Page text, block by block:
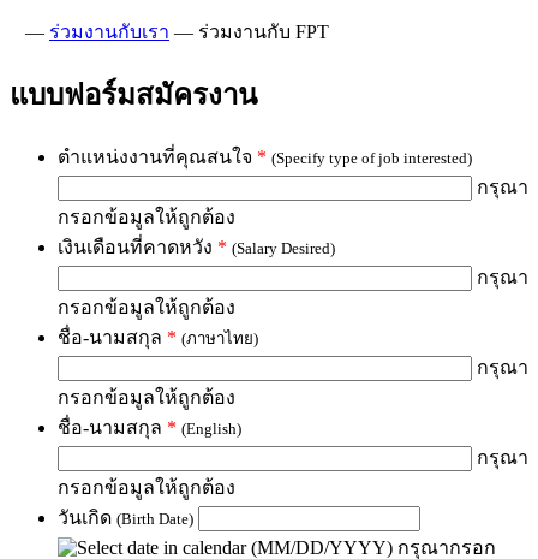
— ร่วมงานกับเรา — ร่วมงานกับ FPT
แบบฟอร์มสมัครงาน
ตำแหน่งงานที่คุณสนใจ * (Specify type of job interested)
กรุณา
กรอกข้อมูลให้ถูกต้อง
เงินเดือนที่คาดหวัง * (Salary Desired)
กรุณา
กรอกข้อมูลให้ถูกต้อง
ชื่อ-นามสกุล * (ภาษาไทย)
กรุณา
กรอกข้อมูลให้ถูกต้อง
ชื่อ-นามสกุล * (English)
กรุณา
กรอกข้อมูลให้ถูกต้อง
วันเกิด (Birth Date)
(MM/DD/YYYY) กรุณากรอก